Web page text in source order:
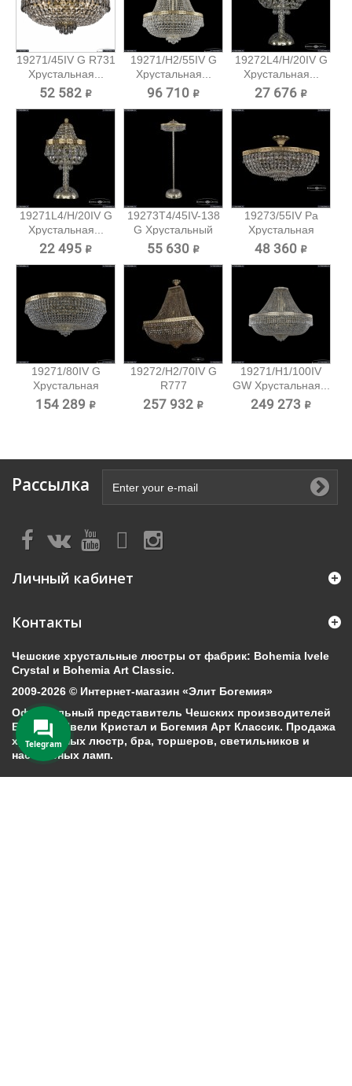
19271/45IV G R731
Хрустальная...
52 582 ₽
19271/H2/55IV G
Хрустальная...
96 710 ₽
19272L4/H/20IV G
Хрустальная...
27 676 ₽
19271L4/H/20IV G
Хрустальная...
22 495 ₽
19273T4/45IV-138
G Хрустальный
торшер...
55 630 ₽
19273/55IV Pa
Хрустальная
потолочная...
48 360 ₽
19271/80IV G
Хрустальная
потолочная...
154 289 ₽
19272/H2/70IV G
R777
Хрустальная...
257 932 ₽
19271/H1/100IV
GW Хрустальная...
249 273 ₽
Рассылка
Личный кабинет
Контакты
Чешские хрустальные люстры от фабрик: Bohemia Ivele
Crystal и Bohemia Art Classic.
2009-2026 © Интернет-магазин «Элит Богемия»
Официальный представитель Чешских производителей
Богемия Ивели Кристал и Богемия Арт Классик. Продажа
хрустальных люстр, бра, торшеров, светильников и
настольных ламп.
Telegram